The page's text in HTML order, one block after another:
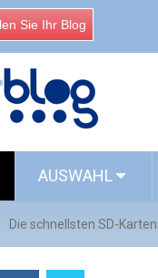
Sie Ihr Blog
AUSWAHL
Die schnellsten SD-